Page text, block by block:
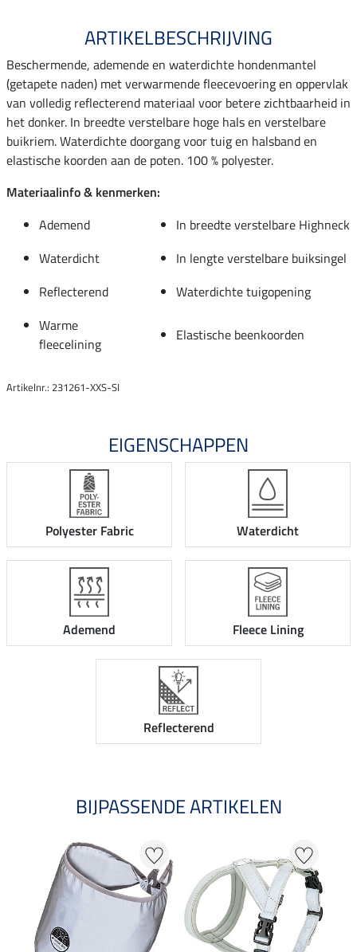
ARTIKELBESCHRIJVING
Beschermende, ademende en waterdichte hondenmantel
(getapete naden) met verwarmende fleecevoering en oppervlak
van volledig reflecterend materiaal voor betere zichtbaarheid in
het donker. In breedte verstelbare hoge hals en verstelbare
buikriem. Waterdichte doorgang voor tuig en halsband en
elastische koorden aan de poten. 100 % polyester.
Materiaalinfo & kenmerken:
Ademend
In breedte verstelbare Highneck
Waterdicht
In lengte verstelbare buiksingel
Reflecterend
Waterdichte tuigopening
Warme
fleecelining
Elastische beenkoorden
Artikelnr.: 231261-XXS-SI
EIGENSCHAPPEN
Polyester Fabric Waterdicht
Ademend Fleece Lining
Reflecterend
BIJPASSENDE ARTIKELEN